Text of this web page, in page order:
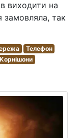
виходити на
замовляла, так
Телефон
Корнішони